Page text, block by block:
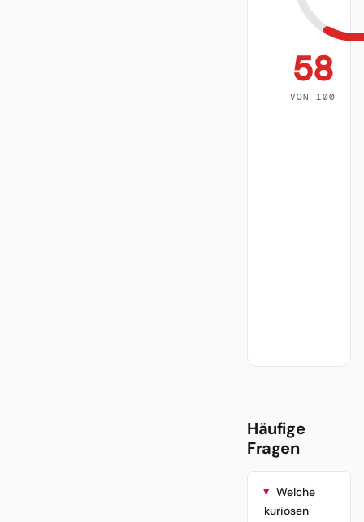
58
VON 100
Häufige
Fragen
Welche
kuriosen